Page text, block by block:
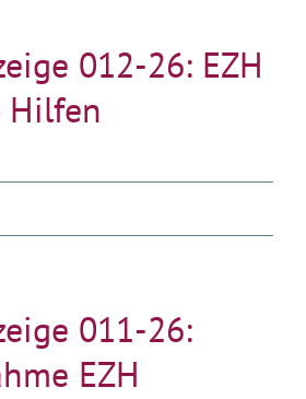
012-26: EZH
Hilfen
011-26:
EZH